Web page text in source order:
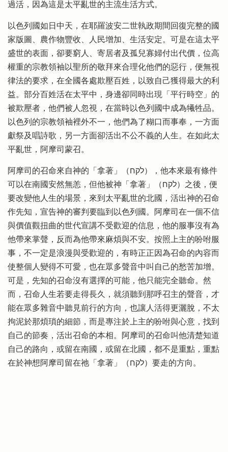
過活，因為這是太平亂世的主流生活方式。
以色列國如日中天，在耶羅波安二世執政期間回復完整的國
家版圖、農作物豐收、人民增加、生活安定。可是在這太平
盛世的表面，卻要窮人、寄居者及孤兒寡婦付出代價，位高
權重的宗教領袖以聖所的敬拜來合理化他們的惡行，便無視
律法的要求，在全國各處欺壓百姓，以致自己獲得最大的利
益。部分百姓活在太平中，身邊卻同時出現「平行時空」的
被欺壓者，他們被人忽視，在當時以色列國中成為犧牲品。
以色列的宗教領袖裡外不一，他們為了糊口而事奉，一方面
獻祭及唱詩歌，另一方面卻活出不公不義的人生。在如此太
平亂世，阿摩司蒙召。
阿摩司的召命來自神的「拿著」（לקח），他本來最有條件
可以在南國安然無恙，但他被神「拿著」（לקח）之後，便
要改變他人生的場景，來到太平亂世的北國，活出神的召命
作先知，宣告神的審判要臨到以色列國。阿摩司在一個不信
與價值觀扭曲的世代宣講不受歡迎的信息，他的服事沒有為
他帶來掌聲，反而為他帶來麻煩與不安。按照上主的吩咐服
事，不一定是浪漫與受歡迎的，有時正正因為召命的內容而
使整個人變得不可愛，也在眾多聲音中叫自己的愁苦加增。
可是，先知的召命沒有選擇的可能，他只能完全聽命。然
而，召命人生若要走得長久，就須聽到那呼召主的聲音，才
能在眾多雜音中聽見前行的方向，也讓人活得更灑脫，不太
拘泥於那煩瑣的細節，而是專注於上主的吩咐與心意，找到
自己的節奏，活出召命的本相。阿摩司的召命叫他清楚知道
自己的路向，或留在南國，或留在北國，都不是重點，重點
在於神想阿摩司留在祂「拿著」（לקח）要走的方向。